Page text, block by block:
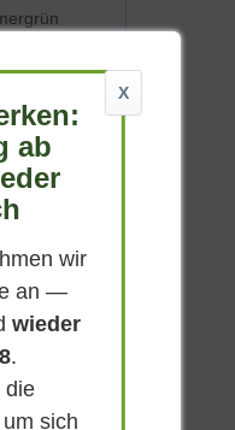
August
80 cm
X
ab
wir
an —
wieder
.
die
sich